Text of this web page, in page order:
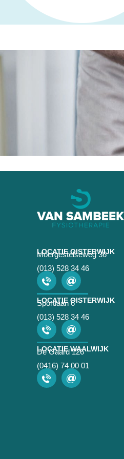
LOCATIE OISTERWIJK
Moergestelseweg 36
(013) 528 34 46
LOCATIE OISTERWIJK
Sportlaan 6
(013) 528 34 46
LOCATIE WAALWIJK
De Gaard 126
(0416) 74 00 01